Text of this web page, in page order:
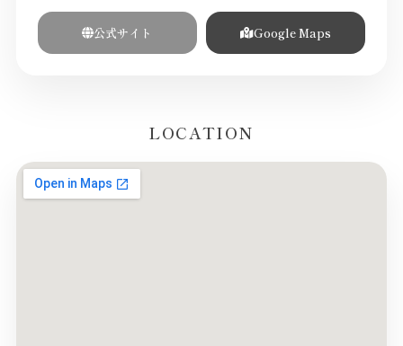
公式サイト Google Maps
LOCATION